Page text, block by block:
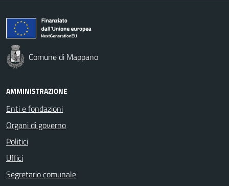
Comune di Mappano
AMMINISTRAZIONE
Enti e fondazioni
Organi di governo
Politici
Uffici
Segretario comunale